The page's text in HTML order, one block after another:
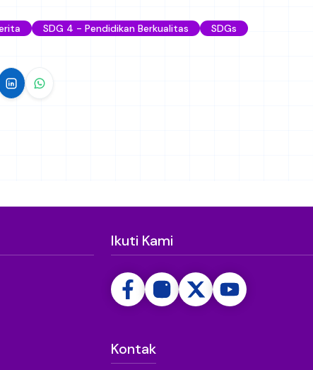
SDG 4 - Pendidikan Berkualitas SDGs
Ikuti Kami
Kontak